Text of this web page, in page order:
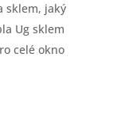
sklem, jaký
Ug sklem
celé okno